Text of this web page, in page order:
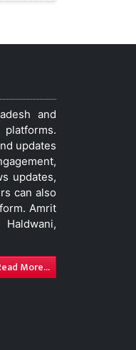
and
updates
updates,
can also
Amrit
More...